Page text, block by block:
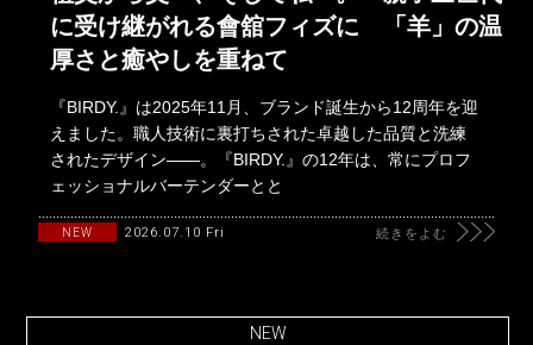
に受け継がれる會舘フィズに 「羊」の温
厚さと癒やしを重ねて
『BIRDY.』は2025年11月、ブランド誕生から12周年を迎
えました。職人技術に裏打ちされた卓越した品質と洗練
されたデザイン――。『BIRDY.』の12年は、常にプロフ
ェッショナルバーテンダーとと
NEW 2026.07.10 Fri 続きをよむ
NEW